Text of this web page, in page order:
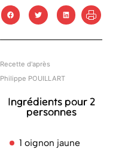
Recette d'après
Philippe POUILLART
Ingrédients pour 2
personnes
1 oignon jaune